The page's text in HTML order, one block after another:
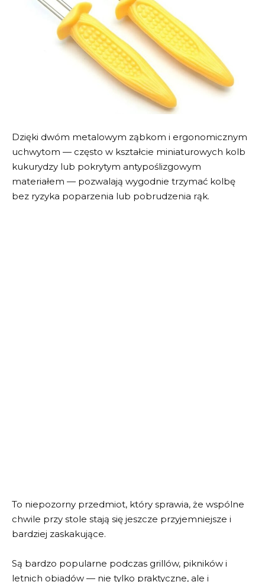
Dzięki dwóm metalowym ząbkom i ergonomicznym
uchwytom — często w kształcie miniaturowych kolb
kukurydzy lub pokrytym antypoślizgowym
materiałem — pozwalają wygodnie trzymać kolbę
bez ryzyka poparzenia lub pobrudzenia rąk.
To niepozorny przedmiot, który sprawia, że wspólne
chwile przy stole stają się jeszcze przyjemniejsze i
bardziej zaskakujące.
Są bardzo popularne podczas grillów, pikników i
letnich obiadów — nie tylko praktyczne, ale i